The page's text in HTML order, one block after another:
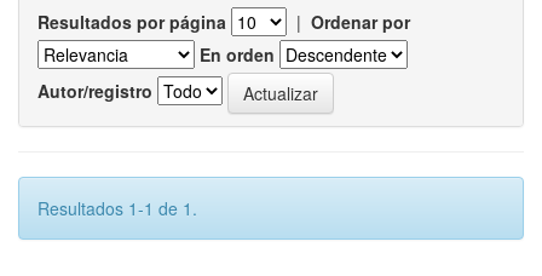
Resultados por página | Ordenar por
En orden
Autor/registro
Resultados 1-1 de 1.